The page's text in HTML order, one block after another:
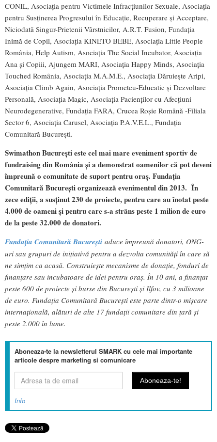
CONIL, Asociația pentru Victimele Infracțiunilor Sexuale, Asociația
pentru Susținerea Progresului în Educație, Recuperare și Acceptare,
Niciodată Singur-Prietenii Vârstnicilor, A.R.T. Fusion, Fundația
Inimă de Copil, Asociația KINETO BEBE, Asociația Little People
România, Help Autism, Asociația The Social Incubator, Asociația
Ana și Copiii, Ajungem MARI, Asociația Happy Minds, Asociația
Touched România, Asociația M.A.M.E., Asociația Dăruiește Aripi,
Asociația Climb Again, Asociația Prometeu-Educatie și Dezvoltare
Personală, Asociația Magic, Asociația Pacienților cu Afecțiuni
Neurodegenerative, Fundația FARA, Crucea Roșie Română -Filiala
Sector 6, Asociația Carusel, Asociația P.A.V.E.L., Fundația
Comunitară București.
Swimathon București este cel mai mare eveniment sportiv de
fundraising din România și a demonstrat oamenilor că pot deveni
împreună o comunitate de suport pentru oraș. Fundația
Comunitară București organizează evenimentul din 2013. În
zece ediții, a susținut 230 de proiecte, pentru care au înotat peste
4.000 de oameni și pentru care s-a strâns peste 1 milion de euro
de la peste 32.000 de donatori.
Fundația Comunitară București aduce împreună donatori, ONG-
uri sau grupuri de inițiativă pentru a dezvolta comunități în care să
ne simțim ca acasă. Construiește mecanisme de donație, fonduri de
finanțare sau incubatoare de idei pentru oraș. În 10 ani, a finanțat
peste 600 de proiecte și burse din București și Ilfov, cu 3 milioane
de euro. Fundaţia Comunitară Bucureşti este parte dintr-o mişcare
internaţională, alături de alte 17 fundaţii comunitare din țară și
peste 2.000 în lume.
Aboneaza-te la newsletterul SMARK cu cele mai importante
articole despre marketing si comunicare
Info